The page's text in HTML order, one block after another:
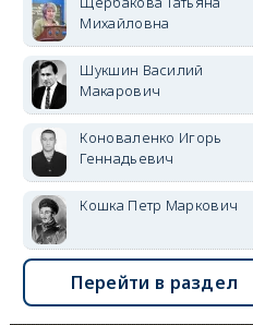
Михайловна
Шукшин Василий
Макарович
Коноваленко Игорь
Геннадьевич
Кошка Петр Маркович
Перейти в раздел